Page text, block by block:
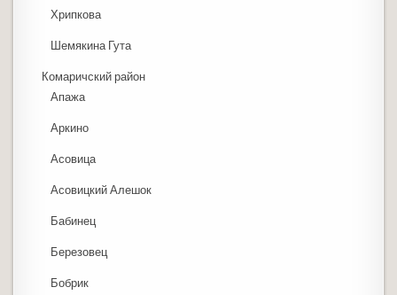
Хрипкова
Шемякина Гута
Комаричский район
Апажа
Аркино
Асовица
Асовицкий Алешок
Бабинец
Березовец
Бобрик